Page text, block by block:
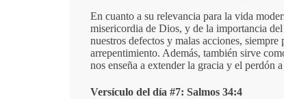
En cuanto a su relevancia para la vida
misericordia de Dios, y de la importancia
nuestros defectos y malas acciones,
arrepentimiento. Además, también sirve
nos enseña a extender la gracia y el perdón
Versículo del día #7: Salmos 34:4